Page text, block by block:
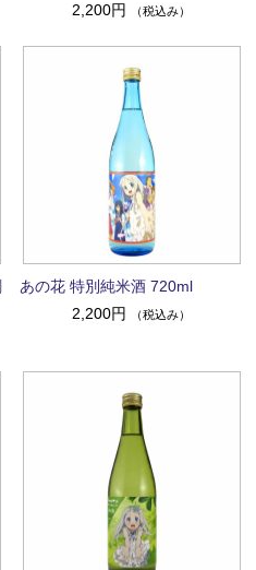
2,200円
（税込み）
あの花 特別純米酒 720ml
2,200円
（税込み）